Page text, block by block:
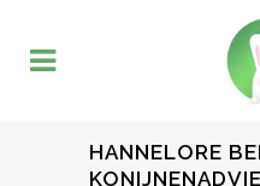
HANNELORE